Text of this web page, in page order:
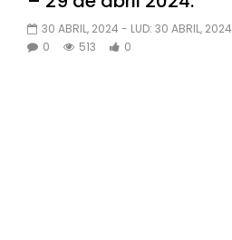
30 ABRIL, 2024 - LUD: 30 ABRIL, 2024
0
513 0